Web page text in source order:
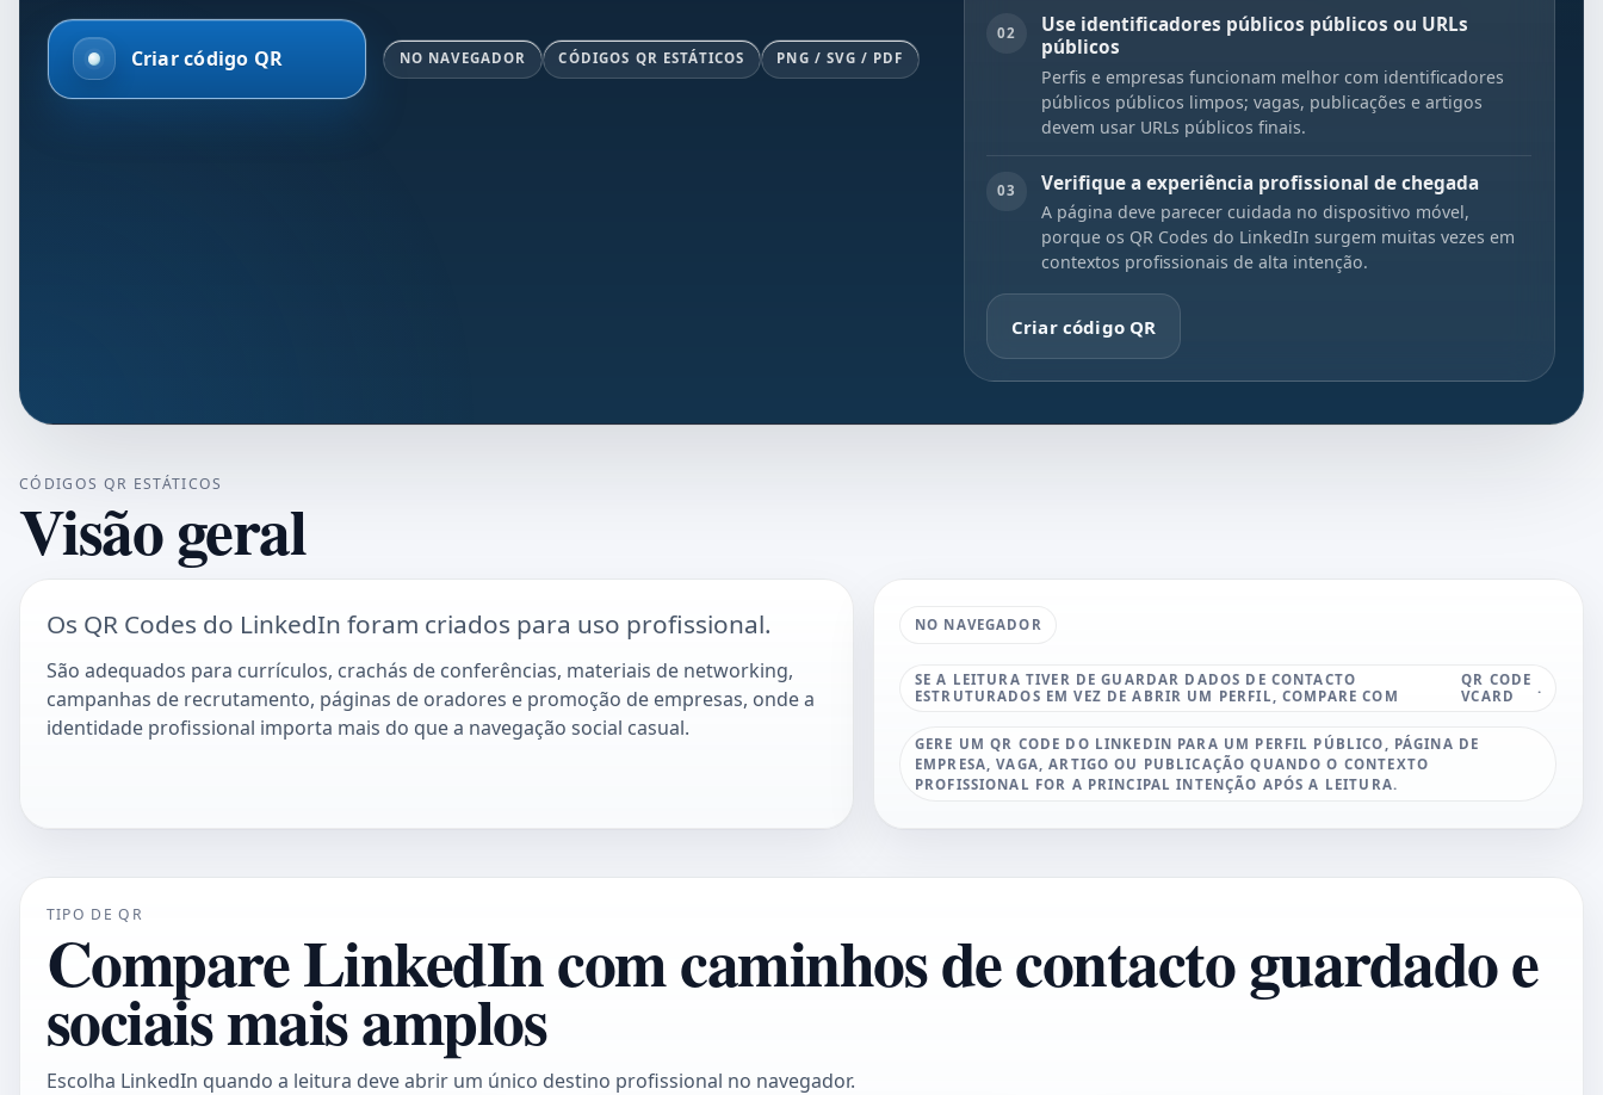
Criar código QR NO NAVEGADOR CÓDIGOS QR ESTÁTICOS PNG / SVG / PDF
02
Use identificadores públicos públicos ou URLs
públicos
Perfis e empresas funcionam melhor com identificadores
públicos públicos limpos; vagas, publicações e artigos
devem usar URLs públicos finais.
03 Verifique a experiência profissional de chegada
A página deve parecer cuidada no dispositivo móvel,
porque os QR Codes do LinkedIn surgem muitas vezes em
contextos profissionais de alta intenção.
Criar código QR
CÓDIGOS QR ESTÁTICOS
Visão geral
Os QR Codes do LinkedIn foram criados para uso profissional.
São adequados para currículos, crachás de conferências, materiais de networking,
campanhas de recrutamento, páginas de oradores e promoção de empresas, onde a
identidade profissional importa mais do que a navegação social casual.
NO NAVEGADOR
SE A LEITURA TIVER DE GUARDAR DADOS DE CONTACTO
ESTRUTURADOS EM VEZ DE ABRIR UM PERFIL, COMPARE COM
QR CODE
VCARD
.
GERE UM QR CODE DO LINKEDIN PARA UM PERFIL PÚBLICO, PÁGINA DE
EMPRESA, VAGA, ARTIGO OU PUBLICAÇÃO QUANDO O CONTEXTO
PROFISSIONAL FOR A PRINCIPAL INTENÇÃO APÓS A LEITURA.
TIPO DE QR
Compare LinkedIn com caminhos de contacto guardado e
sociais mais amplos
Escolha LinkedIn quando a leitura deve abrir um único destino profissional no navegador.